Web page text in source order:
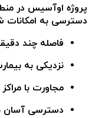
پروژه اوآسیس در
دسترسی به امکانات
فاصله چند
نزدیکی به
مجاورت با
دسترسی آسان